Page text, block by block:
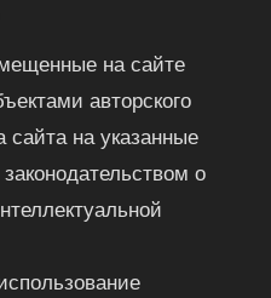
на сайте
авторского
сайта на указанные
о